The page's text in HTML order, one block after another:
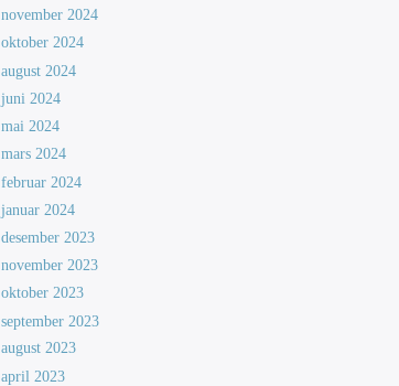
november 2024
oktober 2024
august 2024
juni 2024
mai 2024
mars 2024
februar 2024
januar 2024
desember 2023
november 2023
oktober 2023
september 2023
august 2023
april 2023